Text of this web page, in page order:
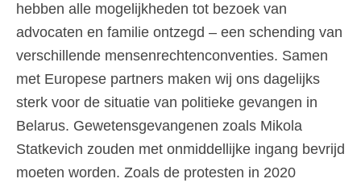
hebben alle mogelijkheden tot bezoek van
advocaten en familie ontzegd – een schending van
verschillende mensenrechtenconventies. Samen
met Europese partners maken wij ons dagelijks
sterk voor de situatie van politieke gevangen in
Belarus. Gewetensgevangenen zoals Mikola
Statkevich zouden met onmiddellijke ingang bevrijd
moeten worden. Zoals de protesten in 2020